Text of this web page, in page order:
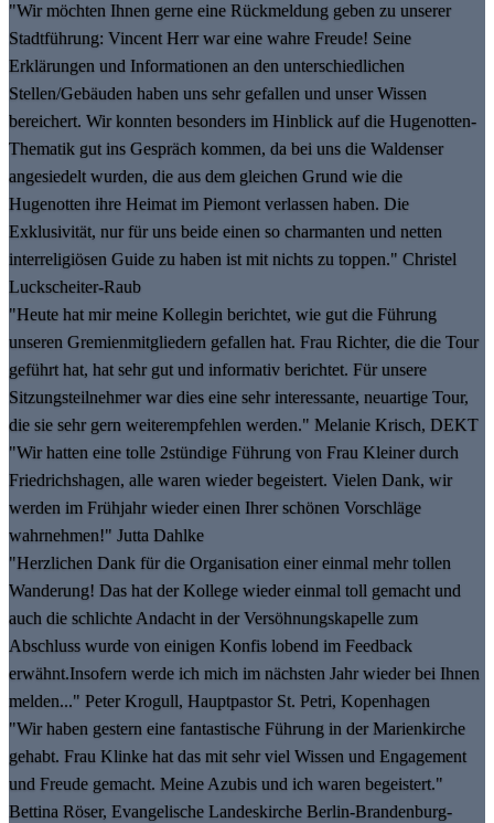
"Wir möchten Ihnen gerne eine Rückmeldung geben zu unserer
Stadtführung: Vincent Herr war eine wahre Freude! Seine
Erklärungen und Informationen an den unterschiedlichen
Stellen/Gebäuden haben uns sehr gefallen und unser Wissen
bereichert. Wir konnten besonders im Hinblick auf die Hugenotten-
Thematik gut ins Gespräch kommen, da bei uns die Waldenser
angesiedelt wurden, die aus dem gleichen Grund wie die
Hugenotten ihre Heimat im Piemont verlassen haben. Die
Exklusivität, nur für uns beide einen so charmanten und netten
interreligiösen Guide zu haben ist mit nichts zu toppen." Christel
Luckscheiter-Raub
"Heute hat mir meine Kollegin berichtet, wie gut die Führung
unseren Gremienmitgliedern gefallen hat. Frau Richter, die die Tour
geführt hat, hat sehr gut und informativ berichtet. Für unsere
Sitzungsteilnehmer war dies eine sehr interessante, neuartige Tour,
die sie sehr gern weiterempfehlen werden." Melanie Krisch, DEKT
"Wir hatten eine tolle 2stündige Führung von Frau Kleiner durch
Friedrichshagen, alle waren wieder begeistert. Vielen Dank, wir
werden im Frühjahr wieder einen Ihrer schönen Vorschläge
wahrnehmen!" Jutta Dahlke
"Herzlichen Dank für die Organisation einer einmal mehr tollen
Wanderung! Das hat der Kollege wieder einmal toll gemacht und
auch die schlichte Andacht in der Versöhnungskapelle zum
Abschluss wurde von einigen Konfis lobend im Feedback
erwähnt.Insofern werde ich mich im nächsten Jahr wieder bei Ihnen
melden..." Peter Krogull, Hauptpastor St. Petri, Kopenhagen
"Wir haben gestern eine fantastische Führung in der Marienkirche
gehabt. Frau Klinke hat das mit sehr viel Wissen und Engagement
und Freude gemacht. Meine Azubis und ich waren begeistert."
Bettina Röser, Evangelische Landeskirche Berlin-Brandenburg-